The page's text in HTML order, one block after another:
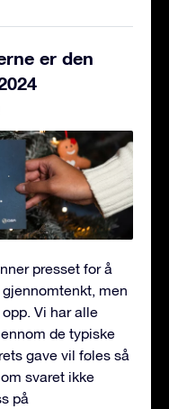
er den
presset for å
men
Vi har alle
de typiske
gave vil føles så
svaret ikke
på